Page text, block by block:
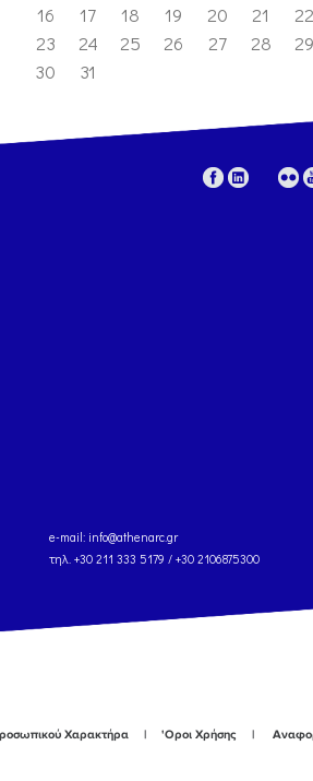
16
17 18 19 20 21
22
23
24 25 26 27 28
29
30
31
e-mail: info@athenarc.gr
τηλ. +30 211 333 5179 / +30 2106875300
Χαρακτήρα 'Οροι Χρήσης